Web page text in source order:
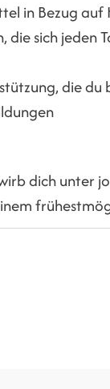
in Bezug auf
die sich jeden
die du
dich unter